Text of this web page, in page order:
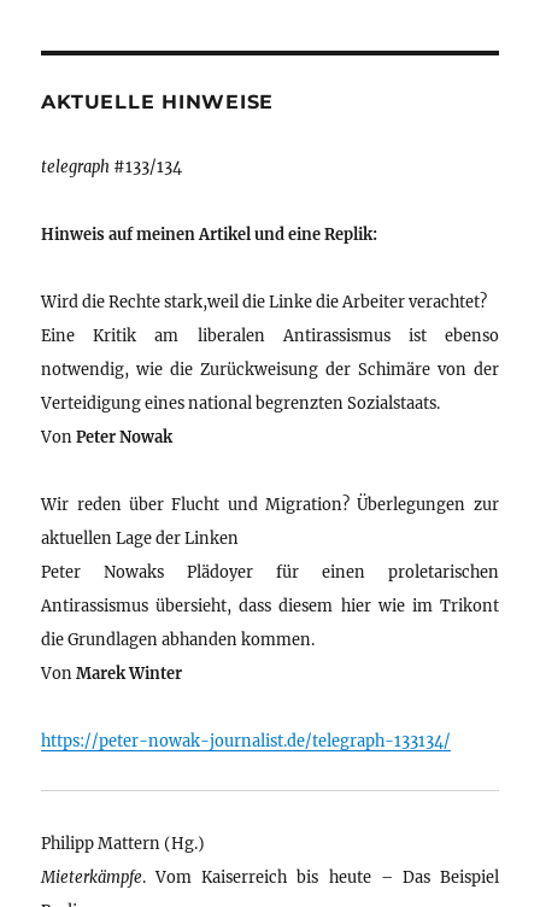
AKTUELLE HINWEISE
telegraph #133/134
Hinweis auf meinen Artikel und eine Replik:
Wird die Rechte stark,weil die Linke die Arbeiter verachtet?
Eine Kritik am liberalen Antirassismus ist ebenso
notwendig, wie die Zurückweisung der Schimäre von der
Verteidigung eines national begrenzten Sozialstaats.
VonPeter Nowak
Wir reden über Flucht und Migration? Überlegungen zur
aktuellen Lage der Linken
Peter Nowaks Plädoyer für einen proletarischen
Antirassismus übersieht, dass diesem hier wie im Trikont
die Grundlagen abhanden kommen.
VonMarek Winter
https://peter-nowak-journalist.de/telegraph-133134/
Philipp Mattern (Hg.)
Mieterkämpfe. Vom Kaiserreich bis heute – Das Beispiel